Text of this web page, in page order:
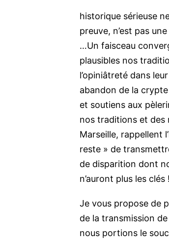
historique sérieuse
preuve, n’est pas
…Un faisceau
plausibles nos
l’opiniâtreté dans
abandon de la
et soutiens aux
nos traditions et des
Marseille, rappellent
reste » de
de disparition dont
n’auront plus les clés !
Je vous propose de
de la transmission
nous portions le